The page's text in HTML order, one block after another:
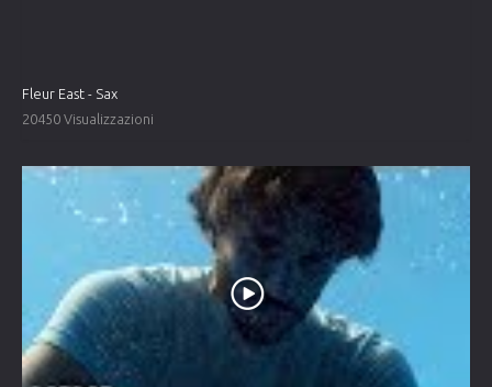
Fleur East - Sax
20450 Visualizzazioni